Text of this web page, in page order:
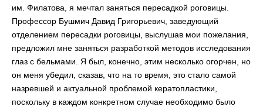
им. Филатова, я мечтал заняться пересадкой роговицы.
Профессор Бушмич Давид Григорьевич, заведующий
отделением пересадки роговицы, выслушав мои пожелания,
предложил мне заняться разработкой методов исследования
глаз с бельмами. Я был, конечно, этим несколько огорчен, но
он меня убедил, сказав, что на то время, это стало самой
назревшей и актуальной проблемой кератопластики,
поскольку в каждом конкретном случае необходимо было